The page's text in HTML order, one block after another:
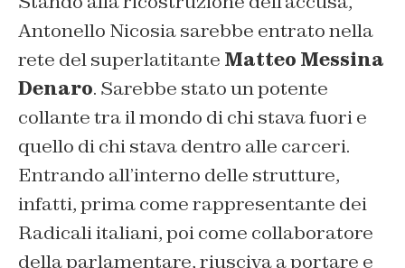
Antonello Nicosia sarebbe entrato nella
rete del superlatitante Matteo Messina
Denaro. Sarebbe stato un potente
collante tra il mondo di chi stava fuori e
quello di chi stava dentro alle carceri.
Entrando all’interno delle strutture,
infatti, prima come rappresentante dei
Radicali italiani, poi come collaboratore
della parlamentare, riusciva a portare e